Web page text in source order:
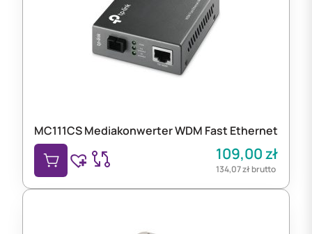
MC111CS Mediakonwerter WDM Fast Ethernet
109,00zł
134,07złbrutto